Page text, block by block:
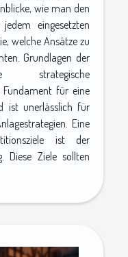
wie man den
eingesetzten
welche Ansätze zu
Grundlagen der
strategische
für eine
ist unerlässlich für
Eine
ist der
Diese Ziele sollten